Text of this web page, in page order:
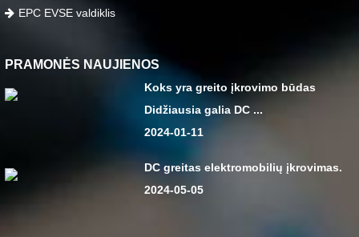
EPC EVSE valdiklis
PRAMONĖS NAUJIENOS
Koks yra greito įkrovimo būdas
Didžiausia galia DC ...
2024-01-11
DC greitas elektromobilių įkrovimas.
2024-05-05